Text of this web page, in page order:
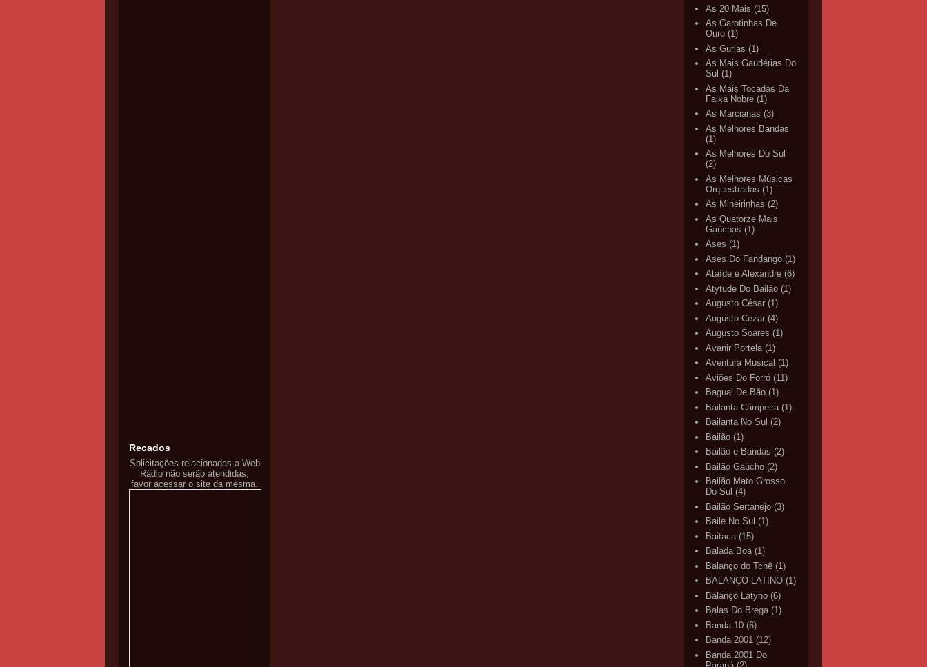
Recados
Solicitações relacionadas a Web
Rádio não serão atendidas,
favor acessar o site da mesma.
As 20 Mais (15)
As Garotinhas De
Ouro (1)
As Gurias (1)
As Mais Gaudérias Do
Sul (1)
As Mais Tocadas Da
Faixa Nobre (1)
As Marcianas (3)
As Melhores Bandas
(1)
As Melhores Do Sul
(2)
As Melhores Músicas
Orquestradas (1)
As Mineirinhas (2)
As Quatorze Mais
Gaúchas (1)
Ases (1)
Ases Do Fandango (1)
Ataíde e Alexandre (6)
Atytude Do Bailão (1)
Augusto César (1)
Augusto Cézar (4)
Augusto Soares (1)
Avanir Portela (1)
Aventura Musical (1)
Aviões Do Forró (11)
Bagual De Bão (1)
Bailanta Campeira (1)
Bailanta No Sul (2)
Bailão (1)
Bailão e Bandas (2)
Bailão Gaúcho (2)
Bailão Mato Grosso
Do Sul (4)
Bailão Sertanejo (3)
Baile No Sul (1)
Baitaca (15)
Balada Boa (1)
Balanço do Tchê (1)
BALANÇO LATINO (1)
Balanço Latyno (6)
Balas Do Brega (1)
Banda 10 (6)
Banda 2001 (12)
Banda 2001 Do